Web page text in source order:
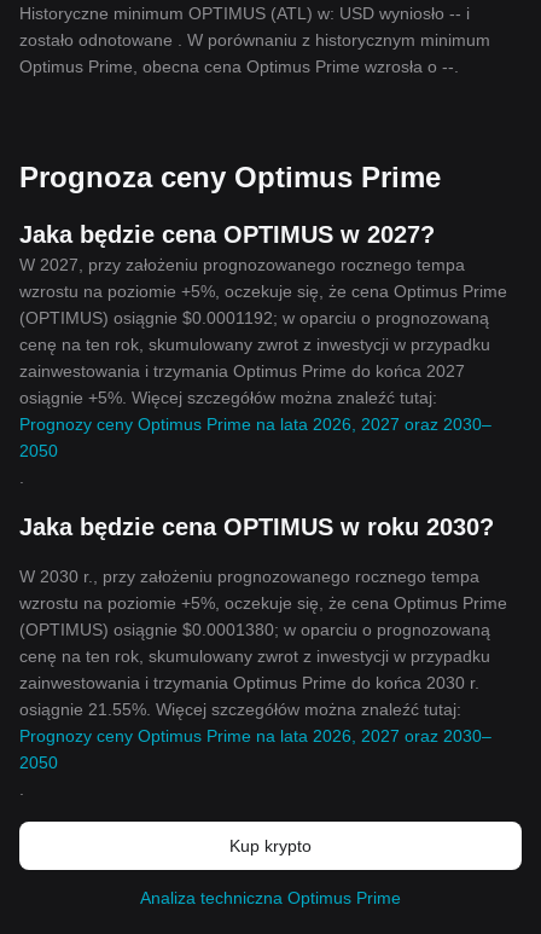
Historyczne minimum OPTIMUS (ATL) w: USD wyniosło -- i
zostało odnotowane . W porównaniu z historycznym minimum
Optimus Prime, obecna cena Optimus Prime wzrosła o --.
Prognoza ceny Optimus Prime
Jaka będzie cena OPTIMUS w 2027?
W 2027, przy założeniu prognozowanego rocznego tempa
wzrostu na poziomie +5%, oczekuje się, że cena Optimus Prime
(OPTIMUS) osiągnie $0.0001192; w oparciu o prognozowaną
cenę na ten rok, skumulowany zwrot z inwestycji w przypadku
zainwestowania i trzymania Optimus Prime do końca 2027
osiągnie +5%. Więcej szczegółów można znaleźć tutaj:
Prognozy ceny Optimus Prime na lata 2026, 2027 oraz 2030–
2050
Jaka będzie cena OPTIMUS w roku 2030?
W 2030 r., przy założeniu prognozowanego rocznego tempa
wzrostu na poziomie +5%, oczekuje się, że cena Optimus Prime
(OPTIMUS) osiągnie $0.0001380; w oparciu o prognozowaną
cenę na ten rok, skumulowany zwrot z inwestycji w przypadku
zainwestowania i trzymania Optimus Prime do końca 2030 r.
osiągnie 21.55%. Więcej szczegółów można znaleźć tutaj:
Prognozy ceny Optimus Prime na lata 2026, 2027 oraz 2030–
2050
Kup krypto
Analiza techniczna Optimus Prime